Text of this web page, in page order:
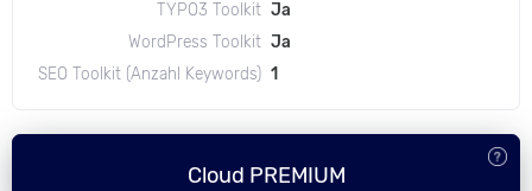
TYPO3 Toolkit Ja
WordPress Toolkit Ja
SEO Toolkit (Anzahl Keywords) 1
Cloud PREMIUM